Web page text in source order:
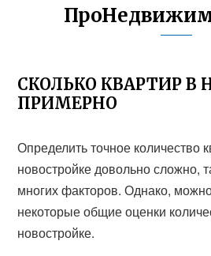
СКОЛЬКО КВАРТИР В
ПРИМЕРНО
Определить точное количество
новостройке довольно сложно,
многих факторов. Однако,
некоторые общие оценки
новостройке.